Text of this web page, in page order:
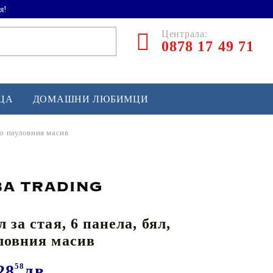
Централа:
0878 17 49 71
и софтбол
и лакрос
спортно оборудване
ДОМАШНИ ЛЮБИМЦИ
пауловния масив
за стая, 6 панела, бял,
масив
58